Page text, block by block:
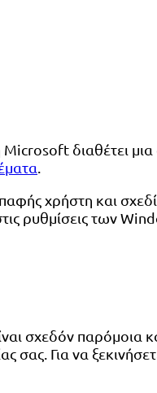
διαθέτει μια
χρήστη και
ρυθμίσεις των
σχεδόν παρόμοια
σας. Για να